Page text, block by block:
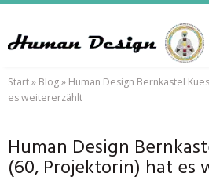
content
Start» Blog» Human Design Bernkastel
es weitererzählt
Human Design
(60, Projektorin) hat es